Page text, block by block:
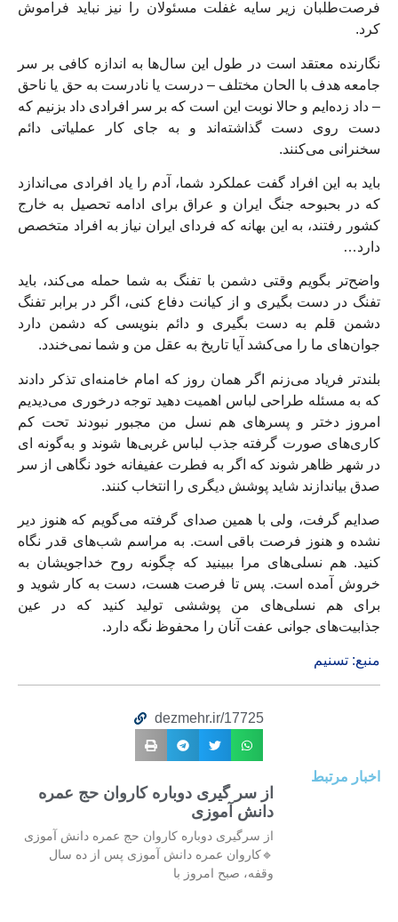
فرصت‌طلبان زیر سایه غفلت مسئولان را نیز نباید فراموش
کرد.
نگارنده معتقد است در طول این سال‌ها به اندازه کافی بر سر
جامعه هدف با الحان مختلف – درست یا نادرست به حق یا ناحق
– داد زده‌ایم و حالا نوبت این است که بر سر افرادی داد بزنیم که
دست روی دست گذاشته‌اند و به جای کار عملیاتی دائم
سخنرانی می‌کنند.
باید به این افراد گفت عملکرد شما، آدم را یاد افرادی می‌اندازد
که در بحبوحه جنگ ایران و عراق برای ادامه تحصیل به خارج
کشور رفتند، به این بهانه که فردای ایران نیاز به افراد متخصص
دارد…
واضح‌تر بگویم وقتی دشمن با تفنگ به شما حمله می‌کند، باید
تفنگ در دست بگیری و از کیانت دفاع کنی، اگر در برابر تفنگ
دشمن قلم به دست بگیری و دائم بنویسی که دشمن دارد
جوان‌های ما را می‌کشد آیا تاریخ به عقل من و شما نمی‌خندد.
بلندتر فریاد می‌زنم اگر همان روز که امام خامنه‌ای تذکر دادند
که به مسئله طراحی لباس اهمیت دهید توجه درخوری می‌دیدیم
امروز دختر و پسرهای هم نسل من مجبور نبودند تحت کم
کاری‌های صورت گرفته جذب لباس غربی‌ها شوند و به‌گونه ای
در شهر ظاهر شوند که اگر به فطرت عفیفانه خود نگاهی از سر
صدق بیاندازند شاید پوشش دیگری را انتخاب کنند.
صدایم گرفت، ولی با همین صدای گرفته می‌گویم که هنوز دیر
نشده و هنوز فرصت باقی است. به مراسم‌ شب‌های قدر نگاه
کنید. هم نسلی‌های مرا ببینید که چگونه روح خداجویشان به
خروش آمده است. پس تا فرصت هست، دست به کار شوید و
برای هم نسلی‌های من پوششی تولید کنید که در عین
جذابیت‌های جوانی عفت آنان را محفوظ نگه دارد.
منبع: تسنیم
dezmehr.ir/17725
اخبار مرتبط
از سر گیری دوباره کاروان حج عمره
دانش آموزی
از سرگیری دوباره کاروان حج عمره دانش آموزی
🔹کاروان عمره دانش آموزی پس از ده سال
وقفه، صبح امروز با